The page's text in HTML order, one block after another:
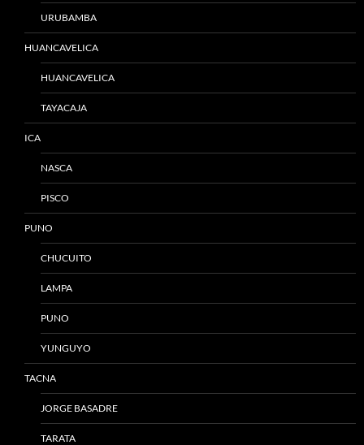
URUBAMBA
HUANCAVELICA
HUANCAVELICA
TAYACAJA
ICA
NASCA
PISCO
PUNO
CHUCUITO
LAMPA
PUNO
YUNGUYO
TACNA
JORGE BASADRE
TARATA